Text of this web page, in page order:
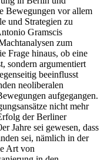
Bewegungen vor allem
und Strategien zu
Gramscis
zum
Frage hinaus, ob eine
sondern argumentiert
beeinflusst
neoliberalen
aufgegangen.
nicht mehr
der Berliner
Jahre sei gewesen, dass
sei, nämlich in der
Art von